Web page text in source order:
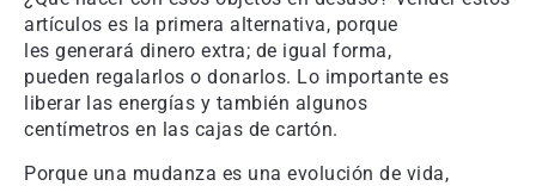
artículos es la primera alternativa, porque
les generará dinero extra; de igual forma,
pueden regalarlos o donarlos. Lo importante es
liberar las energías y también algunos
centímetros en las cajas de cartón.
Porque una mudanza es una evolución de vida,